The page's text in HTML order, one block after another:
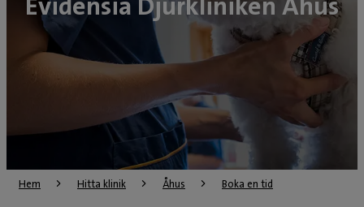
Hem Hitta klinik Åhus Boka en tid